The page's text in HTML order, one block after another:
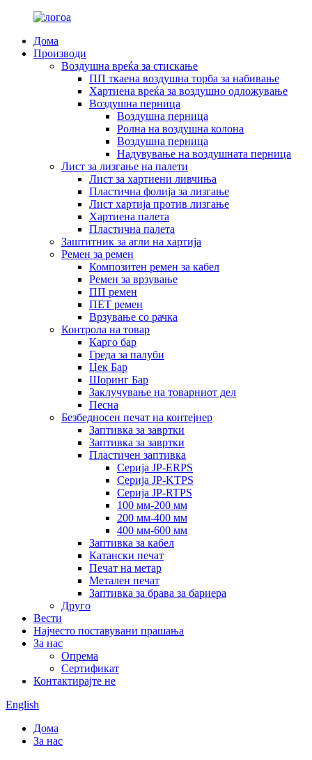
Дома
Производи
Воздушна вреќа за стискање
ПП ткаена воздушна торба за набивање
Хартиена вреќа за воздушно одложување
Воздушна перница
Воздушна перница
Ролна на воздушна колона
Воздушна перница
Надувување на воздушната перница
Лист за лизгање на палети
Лист за хартиени ливчиња
Пластична фолија за лизгање
Лист хартија против лизгање
Хартиена палета
Пластична палета
Заштитник за агли на хартија
Ремен за ремен
Композитен ремен за кабел
Ремен за врзување
ПП ремен
ПЕТ ремен
Врзување со рачка
Контрола на товар
Карго бар
Греда за палуби
Џек Бар
Шоринг Бар
Заклучување на товарниот дел
Песна
Безбедносен печат на контејнер
Заптивка за завртки
Заптивка за завртки
Пластичен заптивка
Серија JP-ERPS
Серија JP-KTPS
Серија JP-RTPS
100 мм-200 мм
200 мм-400 мм
400 мм-600 мм
Заптивка за кабел
Катански печат
Печат на метар
Метален печат
Заптивка за брава за бариера
Друго
Вести
Најчесто поставувани прашања
За нас
Опрема
Сертификат
Контактирајте не
English
Дома
За нас